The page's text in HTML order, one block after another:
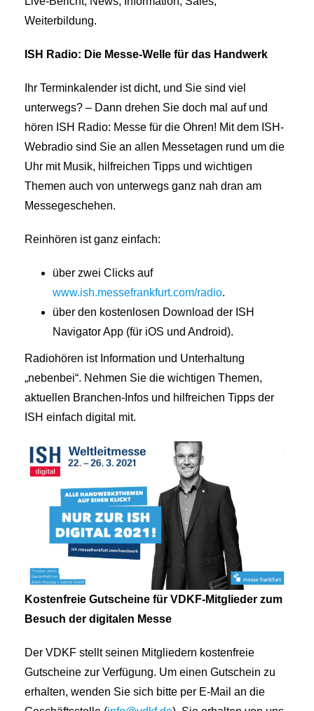
Weiterbildung.
ISH Radio: Die Messe-Welle für das Handwerk
Ihr Terminkalender ist dicht, und Sie sind viel
unterwegs? – Dann drehen Sie doch mal auf und
hören ISH Radio: Messe für die Ohren! Mit dem ISH-
Webradio sind Sie an allen Messetagen rund um die
Uhr mit Musik, hilfreichen Tipps und wichtigen
Themen auch von unterwegs ganz nah dran am
Messegeschehen.
Reinhören ist ganz einfach:
über zwei Clicks auf
www.ish.messefrankfurt.com/radio.
über den kostenlosen Download der ISH
Navigator App (für iOS und Android).
Radiohören ist Information und Unterhaltung
„nebenbei“. Nehmen Sie die wichtigen Themen,
aktuellen Branchen-Infos und hilfreichen Tipps der
ISH einfach digital mit.
Kostenfreie Gutscheine für VDKF-Mitglieder zum
Besuch der digitalen Messe
Der VDKF stellt seinen Mitgliedern kostenfreie
Gutscheine zur Verfügung. Um einen Gutschein zu
erhalten, wenden Sie sich bitte per E-Mail an die